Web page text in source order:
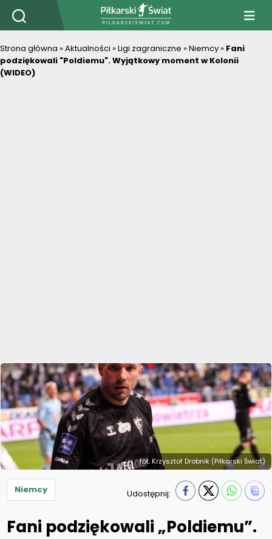
PiłkarskiSwiat.com
Strona główna »Aktualności »Ligi zagraniczne »Niemcy » Fani
podziękowali "Poldiemu". Wyjątkowy moment w Kolonii
(WIDEO)
fot. Krzysztof Drobnik (Piłkarski Świat)
Niemcy Udostępnij:
Fani podziękowali „Poldiemu”.